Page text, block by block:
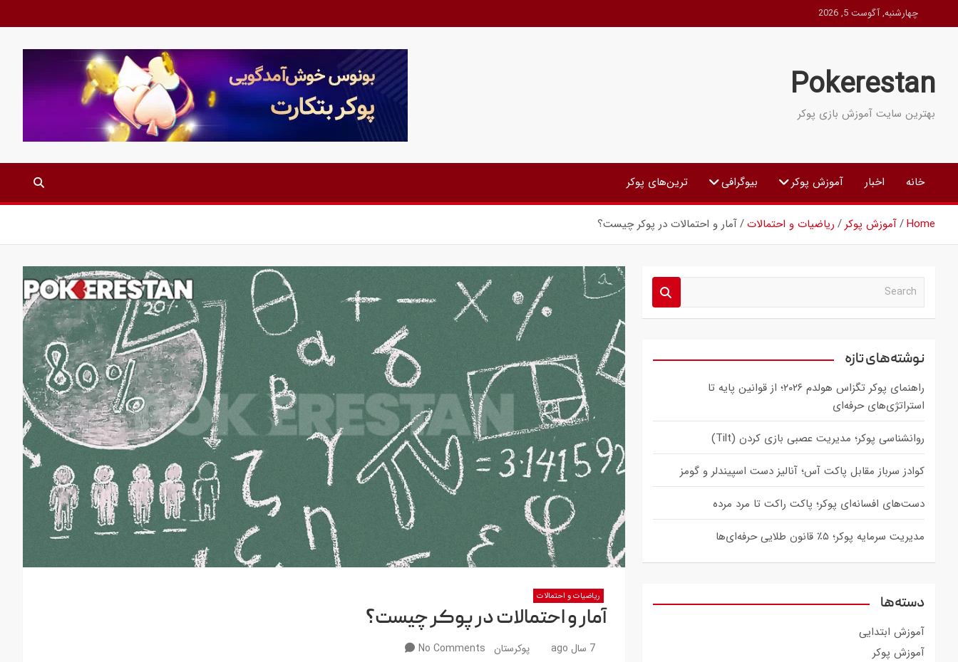
to
چهارشنبه, آگوست 5, 2026
Pokerestan
بهترین سایت آموزش بازی پوکر
خانه اخبار آموزش پوکر بیوگرافی ترین‌های پوکر
Home آموزش پوکر ریاضیات و احتمالات آمار و احتمالات در پوکر چیست؟
ریاضیات و احتمالات
آمار و احتمالات در پوکر چیست؟
7 سال ago پوکرستان No Comments
a
c
نوشته‌های تازه
راهنمای پوکر تگزاس هولدم ۲۰۲۶؛ از قوانین پایه تا
استراتژی‌های حرفه‌ای
روانشناسی پوکر؛ مدیریت عصبی بازی کردن (Tilt)
کوادز سرباز مقابل پاکت آس؛ آنالیز دست اسپیندلر و گومز
دست‌های افسانه‌ای پوکر؛ پاکت راکت تا مرد مرده
مدیریت سرمایه پوکر؛ ۵٪ قانون طلایی حرفه‌ای‌ها
دسته‌ها
آموزش ابتدایی
آموزش پوکر